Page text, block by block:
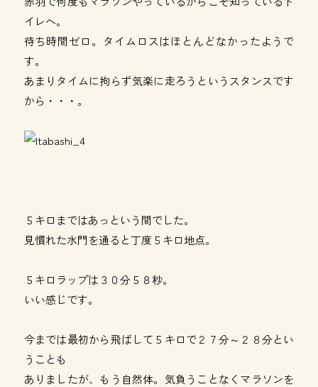
イレへ。
待ち時間ゼロ。タイムロスはほとんどなかったようで
す。
あまりタイムに拘らず気楽に走ろうというスタンスです
から・・・。
５キロまではあっという間でした。
見慣れた水門を通ると丁度５キロ地点。
５キロラップは３０分５８秒。
いい感じです。
今までは最初から飛ばして５キロで２７分～２８分とい
うことも
ありましたが、もう自然体。気負うことなくマラソンを